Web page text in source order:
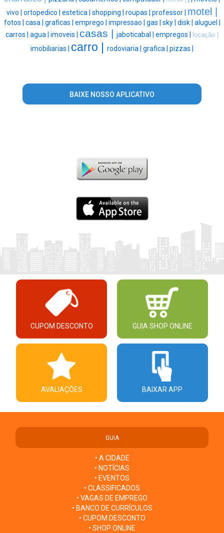
vivo | ortopedico | estetica | shopping | roupas | professor | motel |
fotos | casa | graficas | emprego | impressao | gas | sky | disk | aluguel |
carros | agua | imoveis | casas | jaboticabal | empregos | locação |
imobiliarias | carro | rodoviaria | grafica | pizzas |
BAIXE NOSSO APLICATIVO
CUPOM DESCONTO GUIA SHOP ONLINE
AVALIAÇÕES BAIXAR APP
GUIA
• A CIDADE
• NOTÍCIAS
• EVENTOS
• CLASSIFICADOS
• VAGAS DE EMPREGO
• BANCO DE CURRÍCULOS
• CUPOM DESCONTO
• SHOP ONLINE